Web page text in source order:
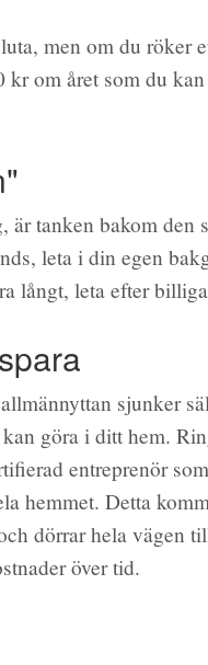
men om du röker
om året som du
är tanken bakom den
leta i din egen
långt, leta efter
sjunker
göra i ditt hem.
entreprenör
hemmet. Detta
dörrar hela vägen
över tid.